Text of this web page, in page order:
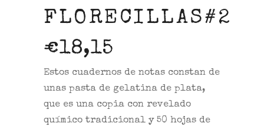
FLORECILLAS#2
€18,15
Estos cuadernos de notas constan de
unas pasta de gelatina de plata,
que es una copia con revelado
químico tradicional y 50 hojas de